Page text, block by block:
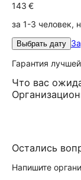
143 €
за 1-3 человек,
Выбрать дату
Гарантия
Что вас
Остались
Напишите